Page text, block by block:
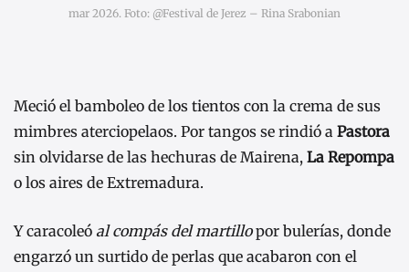
mar 2026. Foto: @Festival de Jerez – Rina Srabonian
Meció el bamboleo de los tientos con la crema de sus
mimbres aterciopelaos. Por tangos se rindió a Pastora
sin olvidarse de las hechuras de Mairena, La Repompa
o los aires de Extremadura.
Y caracoleó al compás del martillopor bulerías, donde
engarzó un surtido de perlas que acabaron con el